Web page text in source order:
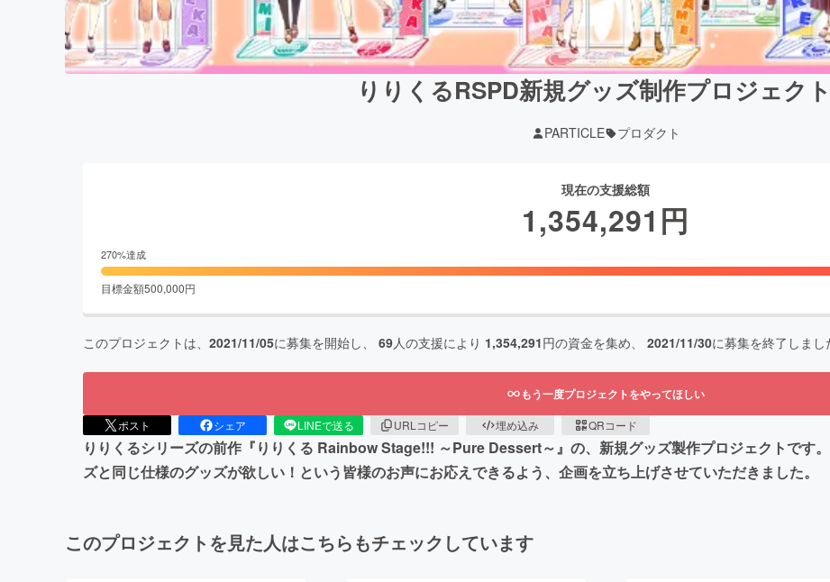
りりくるRSPD新規グッズ制作プロジェクト
PARTICLE プロダクト
現在の支援総額
1,354,291 円
270%達成
目標金額500,000円
このプロジェクトは、 2021/11/05に募集を開始し、 69人の支援により 1,354,291円の資金を集め、 2021/11/30に募集を終了しまし
もう一度プロジェクトをやってほしい
ポスト シェア LINEで送る URLコピー 埋め込み QRコード
りりくるシリーズの前作『りりくる Rainbow Stage!!! ～Pure Dessert～』の、新規グッズ製作プロジェクトです
ズと同じ仕様のグッズが欲しい！という皆様のお声にお応えできるよう、企画を立ち上げさせていただきました。
このプロジェクトを見た人はこちらもチェックしています